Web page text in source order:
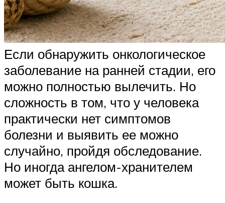
Если обнаружить онкологическое
заболевание на ранней стадии, его
можно полностью вылечить. Но
сложность в том, что у человека
практически нет симптомов
болезни и выявить ее можно
случайно, пройдя обследование.
Но иногда ангелом-хранителем
может быть кошка.